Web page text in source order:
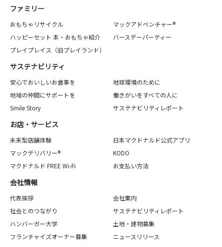
ファミリー
おもちゃリサイクル
マックアドベンチャー®
ハッピーセット 本・おもちゃ紹介
バースデーパーティー
プレイプレイス（旧プレイランド）
サステナビリティ
安心でおいしいお食事を
地球環境のために
地域の仲間にサポートを
働きがいをすべての人に
Smile Story
サステナビリティレポート
お店・サービス
未来型店舗体験
日本マクドナルド公式アプリ
マックデリバリー®
KODO
マクドナルド FREE Wi-Fi
お支払い方法
会社情報
代表挨拶
会社案内
社会とのつながり
サステナビリティレポート
ハンバーガー大学
土地・建物募集
フランチャイズオーナー募集
ニュースリリース